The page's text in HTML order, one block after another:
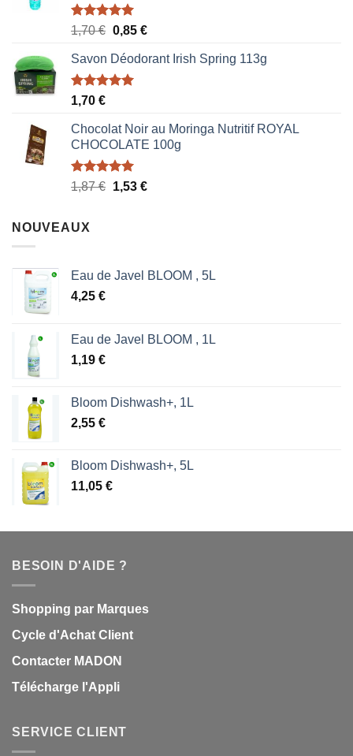
Note5.00
1,70€ Le
initial
était :
0,85 €Le
actuel
Savon Déodorant Irish Spring 113g
Note5.00
1,70 €
Chocolat Noir au Moringa Nutritif ROYAL
CHOCOLATE 100g
Note5.00
1,87€ Le
1,53 €Le
NOUVEAUX
Eau de Javel BLOOM , 5L
4,25 €
Eau de Javel BLOOM , 1L
1,19 €
Bloom Dishwash+, 1L
2,55 €
Bloom Dishwash+, 5L
11,05 €
BESOIN D'AIDE ?
Shopping par Marques
Cycle d'Achat Client
Contacter MADON
Télécharge l'Appli
SERVICE CLIENT